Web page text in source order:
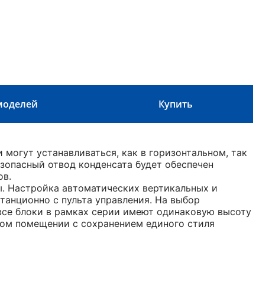
Купить
устанавливаться, как в горизонтальном, так
отвод конденсата будет обеспечен
автоматических вертикальных и
с пульта управления. На выбор
блоки в рамках серии имеют одинаковую высоту
помещении с сохранением единого стиля